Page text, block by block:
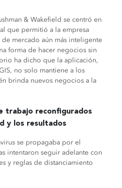
& Wakefield se centró en
que permitió a la empresa
mercado aún más inteligente
forma de hacer negocios sin
ha dicho que la aplicación,
no solo mantiene a los
brinda nuevos negocios a la
trabajo reconfigurados
y los resultados
se propagaba por el
intentaron seguir adelante con
y reglas de distanciamiento